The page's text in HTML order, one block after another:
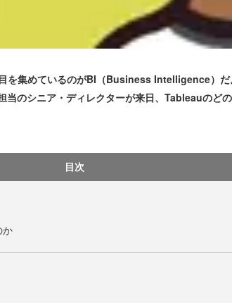
を集めているのがBI（Business Intelligence）
のシニア・ディレクターが来日、Tableauのど
目次
か